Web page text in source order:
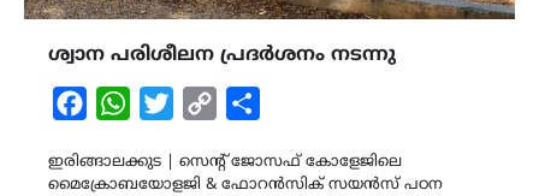
ശ്വാന പരിശീലന പ്രദർശനം നടന്നു
FacebookWhatsAppTwitterCopy
ഇരിങ്ങാലക്കുട | സെൻ്റ് ജോസഫ് കോളേജിലെ
മൈക്രോബയോളജി & ഫോറൻസിക് സയൻസ് പഠന